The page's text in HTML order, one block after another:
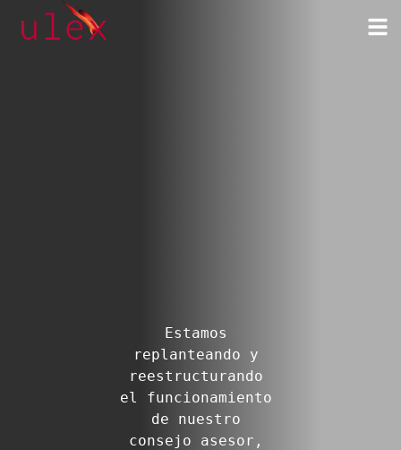
Estamos
replanteando y
reestructurando
el funcionamiento
de nuestro
consejo asesor,